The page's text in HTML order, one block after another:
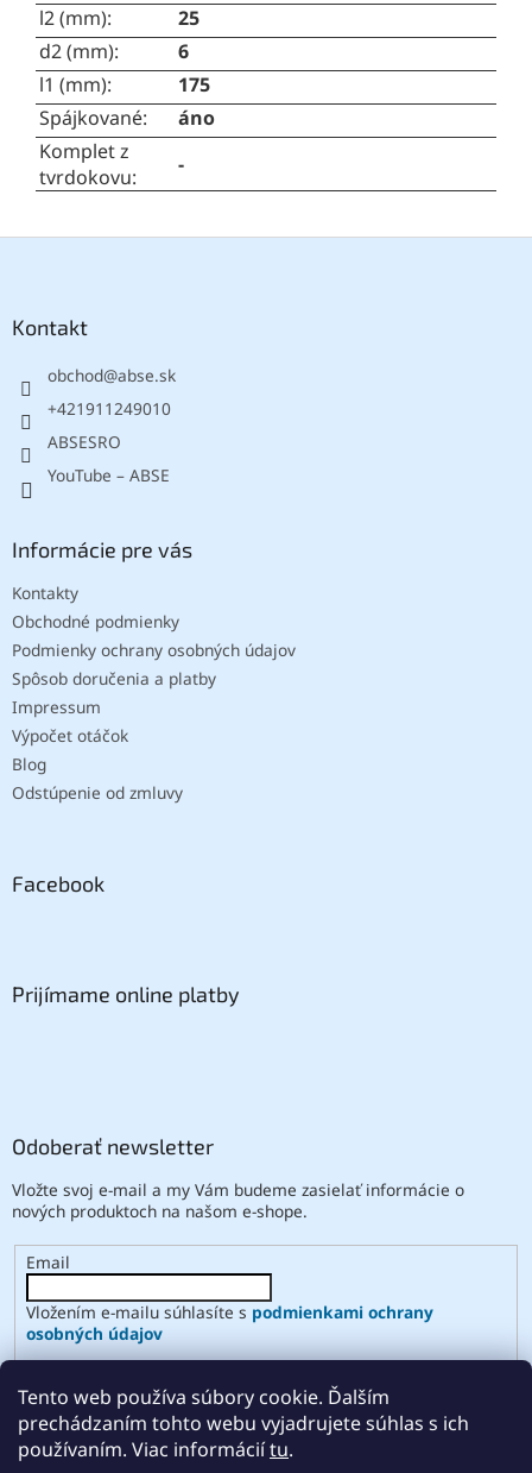
Tento web používa súbory cookie. Ďalším
prechádzaním tohto webu vyjadrujete súhlas s ich
používaním. Viac informáciítu.
l2 (mm):
25
d2 (mm):
6
l1 (mm):
175
Spájkované:
áno
Komplet z
tvrdokovu: -
Kontakt
obchod@abse.sk
+421911249010
ABSESRO
YouTube – ABSE
Informácie pre vás
Kontakty
Obchodné podmienky
Podmienky ochrany osobných údajov
Spôsob doručenia a platby
Impressum
Výpočet otáčok
Blog
Odstúpenie od zmluvy
Facebook
Prijímame online platby
Odoberať newsletter
Vložte svoj e-mail a my Vám budeme zasielať informácie o
nových produktoch na našom e-shope.
Email
Vložením e-mailu súhlasíte s podmienkami ochrany
osobných údajov
PRIHLÁSIŤ SA